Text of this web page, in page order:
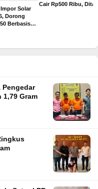
Solar
Dorong
Berbasis
Cair Rp500 Ribu,
Pengedar
1,79 Gram